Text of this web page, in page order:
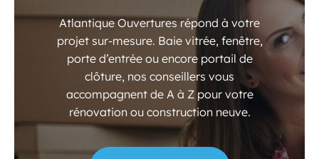
Atlantique Ouvertures répond à votre
projet sur-mesure. Baie vitrée, fenêtre,
porte d’entrée ou encore portail de
clôture, nos conseillers vous
accompagnent de A à Z pour votre
rénovation ou construction neuve.